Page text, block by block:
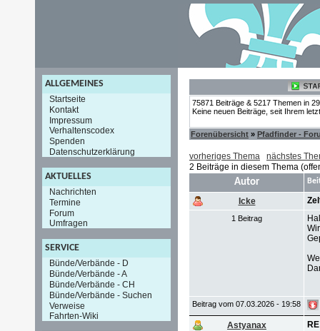
ALLGEMEINES
Startseite
Kontakt
Impressum
Verhaltenscodex
Spenden
Datenschutzerklärung
AKTUELLES
Nachrichten
Termine
Forum
Umfragen
SERVICE
Bünde/Verbände - D
Bünde/Verbände - A
Bünde/Verbände - CH
Bünde/Verbände - Suchen
Verweise
Fahrten-Wiki
75871 Beiträge & 5217 Themen in
Keine neuen Beiträge, seit Ihrem
Forenübersicht » Pfadfinder -
vorheriges Thema
nächstes
2 Beiträge in diesem Thema
Autor
Icke
1 Beitrag
Beitrag vom 07.03.2026 - 19:58
Astyanax